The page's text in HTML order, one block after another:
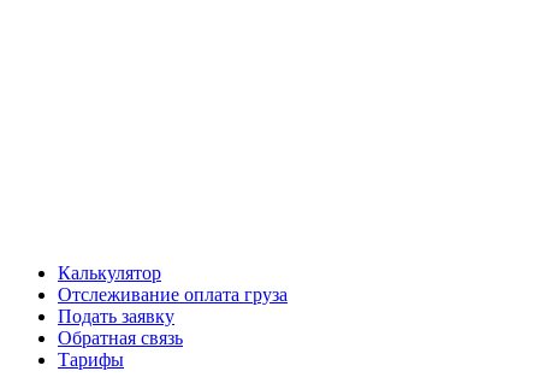
Калькулятор
Отслеживание оплата груза
Подать заявку
Обратная связь
Тарифы